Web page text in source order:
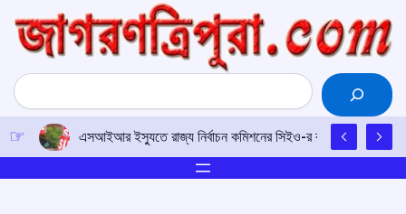
content
Search
এসআইআর ইস্যুতে রাজ্য নির্বাচন কমিশনের সিইও-র কাছে